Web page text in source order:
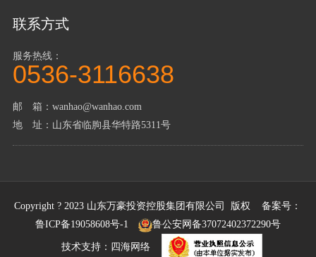
联系方式
服务热线：
0536-3116638
邮 箱：wanhao@wanhao.com
地 址：山东省临朐县华特路5311号
Copyright ? 2023 山东万豪投资控股集团有限公司 版权 备案号：
鲁ICP备19058608号-1
鲁公安网备37072402372290号
技术支持： 四海网络